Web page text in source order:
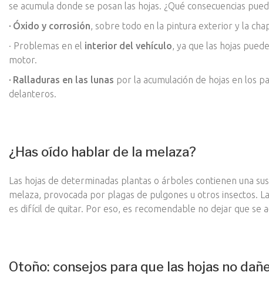
se acumula donde se posan las hojas. ¿Qué consecuencias
· Óxido y corrosión, sobre todo en la pintura exterior y la
· Problemas en el interior del vehículo, ya que las hojas
motor.
· Ralladuras en las lunas por la acumulación de hojas en los
delanteros.
¿Has oído hablar de la melaza?
Las hojas de determinadas plantas o árboles contienen una
melaza, provocada por plagas de pulgones u otros insectos.
es difícil de quitar. Por eso, es recomendable no dejar que se
Otoño: consejos para que las hojas no